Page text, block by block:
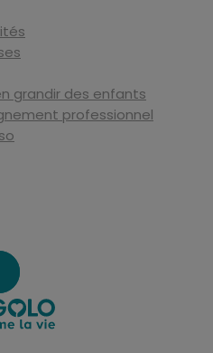
grandir des enfants
professionnel